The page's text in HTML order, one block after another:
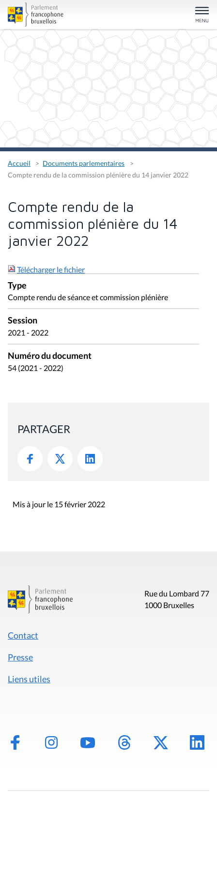
Accueil
Documents parlementaires
Compte rendu de la commission plénière du 14 janvier 2022
Compte rendu de la
commission plénière du 14
janvier 2022
Télécharger le fichier
Type
Compte rendu de séance et commission plénière
Session
2021 - 2022
Numéro du document
54 (2021 - 2022)
PARTAGER
Mis à jour le 15 février 2022
Rue du Lombard 77
1000 Bruxelles
Contact
Presse
Liens utiles